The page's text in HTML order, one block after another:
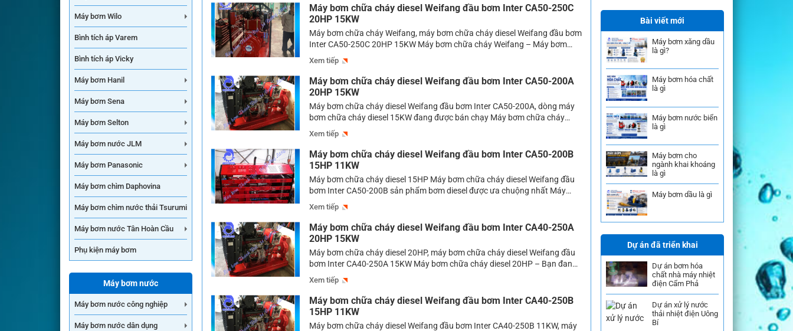
Máy bơm Wilo
Bình tích áp Varem
Bình tích áp Vicky
Máy bơm Hanil
Máy bơm Sena
Máy bơm Selton
Máy bơm nước JLM
Máy bơm Panasonic
Máy bơm chìm Daphovina
Máy bơm chìm nước thải Tsurumi
Máy bơm nước Tân Hoàn Cầu
Phụ kiện máy bơm
Máy bơm nước
Máy bơm nước công nghiệp
Máy bơm nước dân dụng
Máy bơm chữa cháy diesel Weifang đầu bơm Inter CA50-250C
20HP 15KW
Máy bơm chữa cháy Weifang, máy bơm chữa cháy diesel Weifang đầu bơm
Inter CA50-250C 20HP 15KW Máy bơm chữa cháy Weifang – Máy bơm
chữa cháy diesel là một trong những dòng bơm đang được sử dụng nhiều
nhất hiện nay. Chiếc máy bơm này thường được lắp đặt trong các hệ thống
chữa […]
Xem tiếp
Máy bơm chữa cháy diesel Weifang đầu bơm Inter CA50-200A
20HP 15KW
Máy bơm chữa cháy diesel Weifang đầu bơm Inter CA50-200A, dòng máy
bơm chữa cháy diesel 15KW đang được bán chạy Máy bơm chữa cháy
diesel 15KW -Trong các sản phẩm bơm chữa cháy đang được bày bán trên
thị trường thì dòng bơm chữa cháy diesel là dòng bơm được tìm tới mua
nhiều […]
Xem tiếp
Máy bơm chữa cháy diesel Weifang đầu bơm Inter CA50-200B
15HP 11KW
Máy bơm chữa cháy diesel 15HP Máy bơm chữa cháy diesel Weifang đầu
bơm Inter CA50-200B sản phẩm bơm diesel được ưa chuộng nhất Máy
bơm chữa cháy diesel 15HP – Dạo quanh thị trường bơm có thể thấy dòng
bơm diesel là dòng bơm đang được tìm mua nhiều nhất hiện nay. Các sản
[…]
Xem tiếp
Máy bơm chữa cháy diesel Weifang đầu bơm Inter CA40-250A
20HP 15KW
Máy bơm chữa cháy diesel 20HP, máy bơm chữa cháy diesel Weifang đầu
bơm Inter CA40-250A 15KW Máy bơm chữa cháy diesel 20HP – Bạn đang
tìm kiếm một sản phẩm bơm chữa cháy có công suất 20HP mà chưa tìm
kiếm được model nào phù hợp thì mọi người có thể tham khảo dòng […]
Xem tiếp
Máy bơm chữa cháy diesel Weifang đầu bơm Inter CA40-250B
15HP 11KW
Máy bơm chữa cháy diesel Weifang đầu bơm Inter CA40-250B 11KW, máy
Bài viết mới
Máy bơm xăng dầu
là gì?
Máy bơm hóa chất
là gì
Máy bơm nước biển
là gì
Máy bơm cho
ngành khai khoáng
là gì
Máy bơm dầu là gì
Dự án đã triển khai
Dự án bơm hóa
chất nhà máy nhiệt
điện Cẩm Phả
Dự án xử lý nước
thải nhiệt điện Uông
Bí